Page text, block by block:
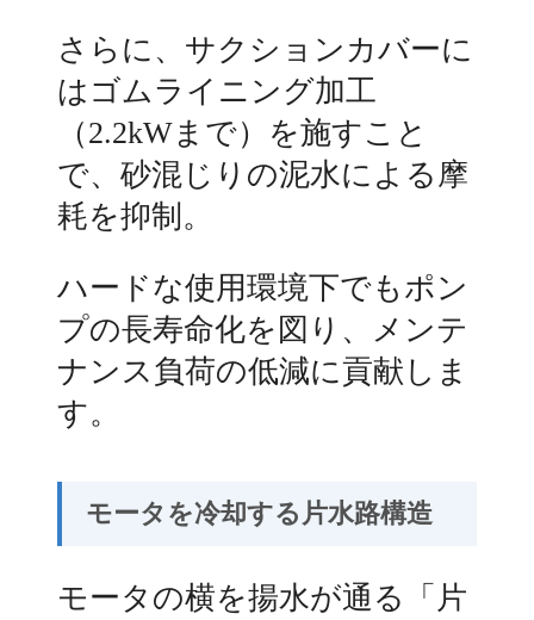
さらに、サクションカバーに
はゴムライニング加工
（2.2kWまで）を施すこと
で、砂混じりの泥水による摩
耗を抑制。
ハードな使用環境下でもポン
プの長寿命化を図り、メンテ
ナンス負荷の低減に貢献しま
す。
モータを冷却する片水路構造
モータの横を揚水が通る「片